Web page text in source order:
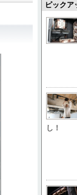
ピックア
し！